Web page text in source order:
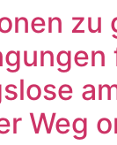
zu
Weg